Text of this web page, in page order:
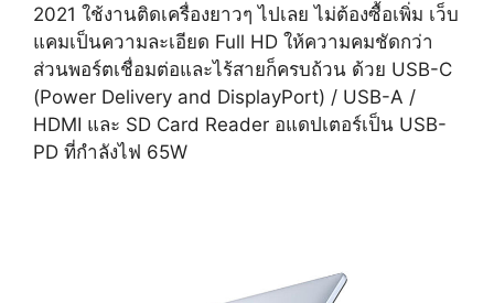
2021 ใช้งานติดเครื่องยาวๆ ไปเลย ไม่ต้องซื้อเพิ่ม เว็บ
แคมเป็นความละเอียด Full HD ให้ความคมชัดกว่า
ส่วนพอร์ตเชื่อมต่อและไร้สายก็ครบถ้วน ด้วย USB-C
(Power Delivery and DisplayPort) / USB-A /
HDMI และ SD Card Reader อแดปเตอร์เป็น USB-
PD ที่กำลังไฟ 65W